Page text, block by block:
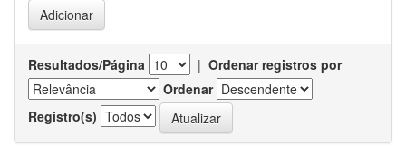
Resultados/Página | Ordenar registros por
Ordenar
Registro(s)